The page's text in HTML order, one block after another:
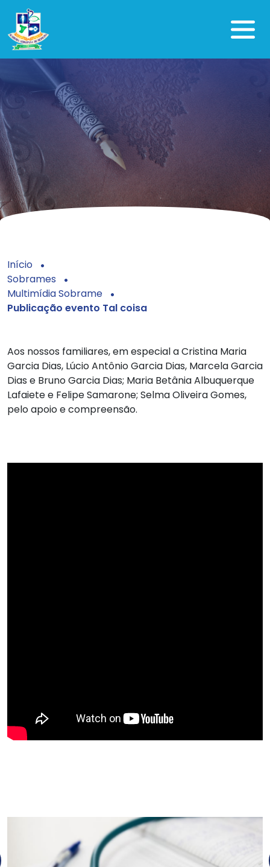
Início
Sobrames
Multimídia Sobrame
Publicação evento Tal coisa
Aos nossos familiares, em especial a Cristina Maria
Garcia Dias, Lúcio Antônio Garcia Dias, Marcela Garcia
Dias e Bruno Garcia Dias; Maria Betânia Albuquerque
Lafaiete e Felipe Samarone; Selma Oliveira Gomes,
pelo apoio e compreensão.